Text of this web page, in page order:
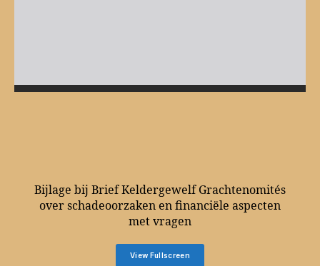
Bijlage bij Brief Keldergewelf Grachtenomités
over schadeoorzaken en financiële aspecten
met vragen
View Fullscreen